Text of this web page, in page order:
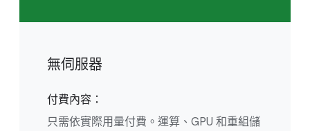
無伺服器
付費內容：
只需依實際用量付費。運算、GPU 和重組儲